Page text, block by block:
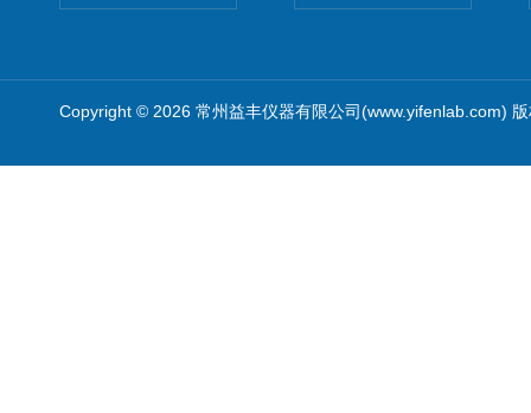
Copyright © 2026 常州益丰仪器有限公司(www.yifenlab.com)